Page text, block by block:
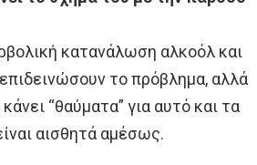
κατανάλωση αλκοόλ και
το πρόβλημα, αλλά
“θαύματα” για αυτό και τα
αισθητά αμέσως.